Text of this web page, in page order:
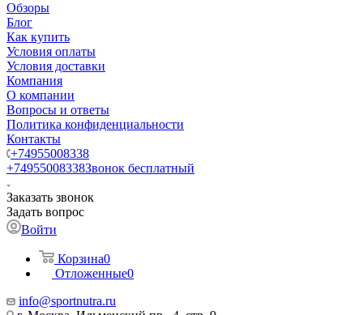
Обзоры
Блог
Как купить
Условия оплаты
Условия доставки
Компания
О компании
Вопросы и ответы
Политика конфиденциальности
Контакты
+74955008338
+74955008338Звонок бесплатный
Заказать звонок
Задать вопрос
Войти
Корзина0
Отложенные0
info@sportnutra.ru